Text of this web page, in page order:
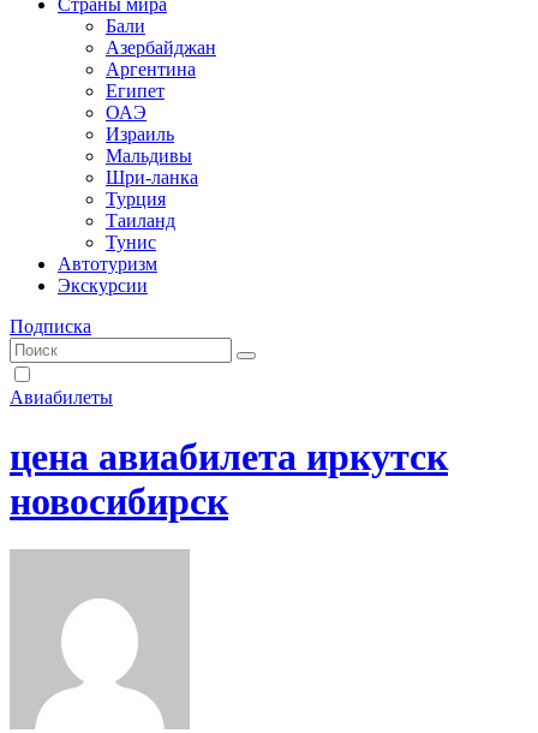
Страны мира
Бали
Азербайджан
Аргентина
Египет
ОАЭ
Израиль
Мальдивы
Шри-ланка
Турция
Таиланд
Тунис
Автотуризм
Экскурсии
Подписка
Авиабилеты
цена авиабилета иркутск
новосибирск